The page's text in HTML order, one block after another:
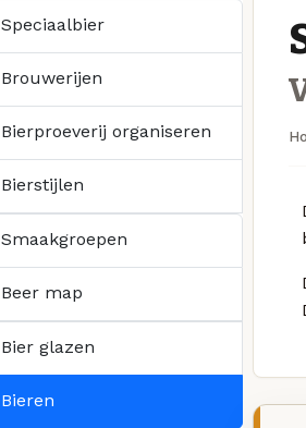
Speciaalbier
Brouwerijen
Bierproeverij organiseren
Bierstijlen
Smaakgroepen
Beer map
Bier glazen
Bieren